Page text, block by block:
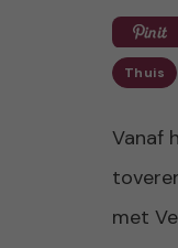
Thuis
Vanaf
met